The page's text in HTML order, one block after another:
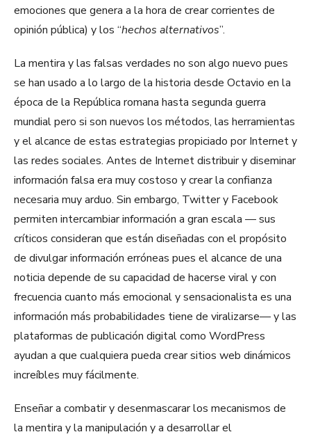
emociones que genera a la hora de crear corrientes de
opinión pública) y los “hechos alternativos”.
La mentira y las falsas verdades no son algo nuevo pues
se han usado a lo largo de la historia desde Octavio en la
época de la República romana hasta segunda guerra
mundial pero si son nuevos los métodos, las herramientas
y el alcance de estas estrategias propiciado por Internet y
las redes sociales. Antes de Internet distribuir y diseminar
información falsa era muy costoso y crear la confianza
necesaria muy arduo. Sin embargo, Twitter y Facebook
permiten intercambiar información a gran escala — sus
críticos consideran que están diseñadas con el propósito
de divulgar información erróneas pues el alcance de una
noticia depende de su capacidad de hacerse viral y con
frecuencia cuanto más emocional y sensacionalista es una
información más probabilidades tiene de viralizarse— y las
plataformas de publicación digital como WordPress
ayudan a que cualquiera pueda crear sitios web dinámicos
increíbles muy fácilmente.
Enseñar a combatir y desenmascarar los mecanismos de
la mentira y la manipulación y a desarrollar el